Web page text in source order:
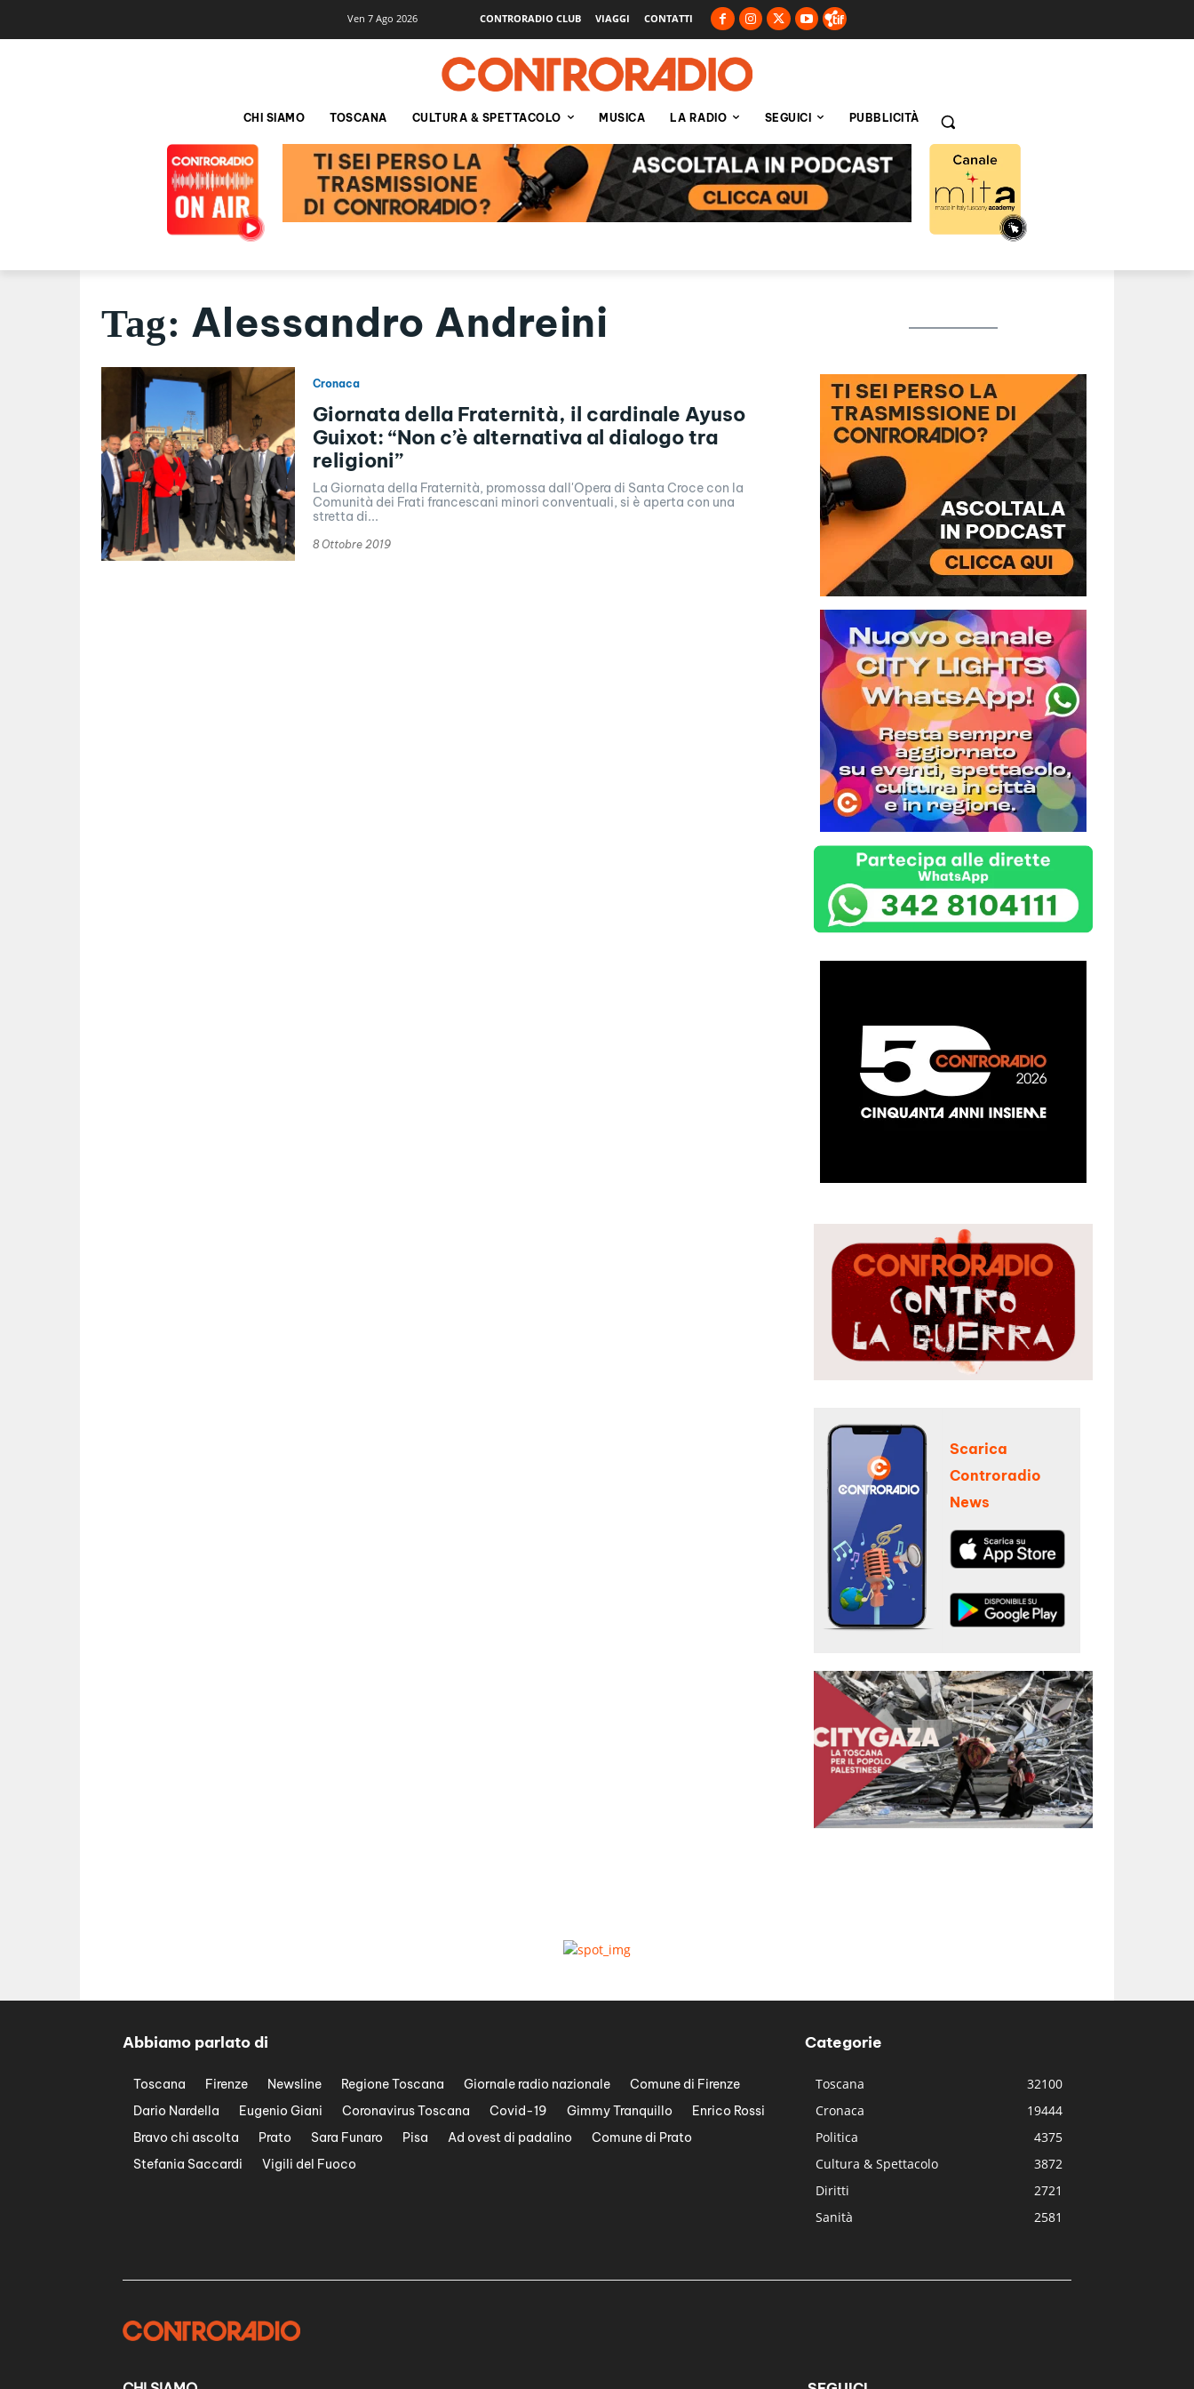
Ven 7 Ago 2026 CONTRORADIO CLUB VIAGGI CONTATTI
CHI SIAMO TOSCANA CULTURA & SPETTACOLO MUSICA LA RADIO SEGUICI PUBBLICITÀ
Tag: Alessandro Andreini
Cronaca
Giornata della Fraternità, il cardinale Ayuso
Guixot: “Non c’è alternativa al dialogo tra
religioni”
La Giornata della Fraternità, promossa dall'Opera di Santa Croce con la
Comunità dei Frati francescani minori conventuali, si è aperta con una
stretta di...
8 Ottobre 2019
Scarica
Controradio
News
Abbiamo parlato di
Toscana Firenze Newsline Regione Toscana Giornale radio nazionale
Comune di Firenze
Dario Nardella
Eugenio Giani Coronavirus Toscana Covid-19 Gimmy Tranquillo
Enrico Rossi
Bravo chi ascolta
Prato Sara Funaro Pisa Ad ovest di padalino
Comune di Prato
Stefania Saccardi
Vigili del Fuoco
Categorie
Toscana
32100
Cronaca
19444
Politica
4375
Cultura & Spettacolo
3872
Diritti
2721
Sanità
2581